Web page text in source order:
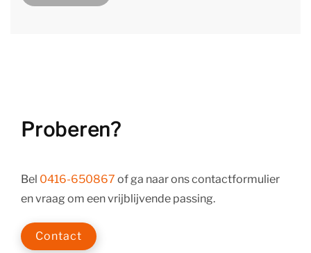
Proberen?
Bel 0416-650867 of ga naar ons contactformulier
en vraag om een vrijblijvende passing.
Contact